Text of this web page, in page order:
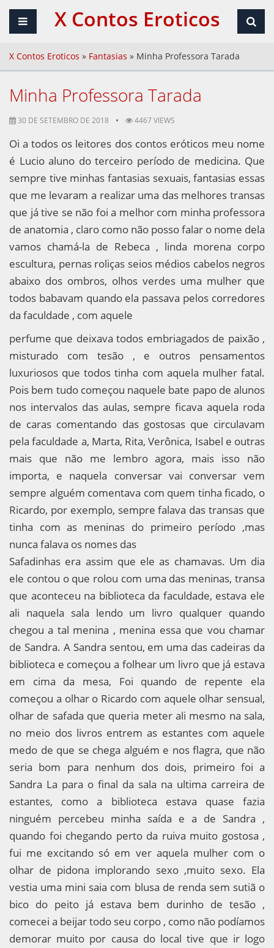
X Contos Eroticos
X Contos Eroticos » Fantasias » Minha Professora Tarada
Minha Professora Tarada
30 DE SETEMBRO DE 2018 4467 VIEWS
Oi a todos os leitores dos contos eróticos meu nome
é Lucio aluno do terceiro período de medicina. Que
sempre tive minhas fantasias sexuais, fantasias essas
que me levaram a realizar uma das melhores transas
que já tive se não foi a melhor com minha professora
de anatomia , claro como não posso falar o nome dela
vamos chamá-la de Rebeca , linda morena corpo
escultura, pernas roliças seios médios cabelos negros
abaixo dos ombros, olhos verdes uma mulher que
todos babavam quando ela passava pelos corredores
da faculdade , com aquele
perfume que deixava todos embriagados de paixão ,
misturado com tesão , e outros pensamentos
luxuriosos que todos tinha com aquela mulher fatal.
Pois bem tudo começou naquele bate papo de alunos
nos intervalos das aulas, sempre ficava aquela roda
de caras comentando das gostosas que circulavam
pela faculdade a, Marta, Rita, Verônica, Isabel e outras
mais que não me lembro agora, mais isso não
importa, e naquela conversar vai conversar vem
sempre alguém comentava com quem tinha ficado, o
Ricardo, por exemplo, sempre falava das transas que
tinha com as meninas do primeiro período ,mas
nunca falava os nomes das
Safadinhas era assim que ele as chamavas. Um dia
ele contou o que rolou com uma das meninas, transa
que aconteceu na biblioteca da faculdade, estava ele
ali naquela sala lendo um livro qualquer quando
chegou a tal menina , menina essa que vou chamar
de Sandra. A Sandra sentou, em uma das cadeiras da
biblioteca e começou a folhear um livro que já estava
em cima da mesa, Foi quando de repente ela
começou a olhar o Ricardo com aquele olhar sensual,
olhar de safada que queria meter ali mesmo na sala,
no meio dos livros entrem as estantes com aquele
medo de que se chega alguém e nos flagra, que não
seria bom para nenhum dos dois, primeiro foi a
Sandra La para o final da sala na ultima carreira de
estantes, como a biblioteca estava quase fazia
ninguém percebeu minha saída e a de Sandra ,
quando foi chegando perto da ruiva muito gostosa ,
fui me excitando só em ver aquela mulher com o
olhar de pidona implorando sexo ,muito sexo. Ela
vestia uma mini saia com blusa de renda sem sutiã o
bico do peito já estava bem durinho de tesão ,
comecei a beijar todo seu corpo , como não podíamos
demorar muito por causa do local tive que ir logo